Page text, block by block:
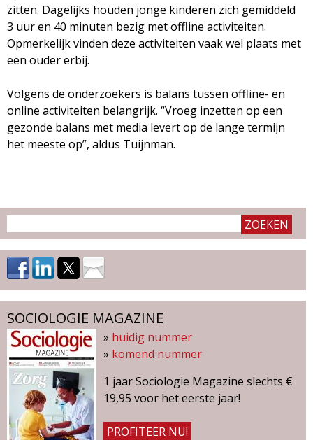
zitten. Dagelijks houden jonge kinderen zich gemiddeld
3 uur en 40 minuten bezig met offline activiteiten.
Opmerkelijk vinden deze activiteiten vaak wel plaats met
een ouder erbij.
Volgens de onderzoekers is balans tussen offline- en
online activiteiten belangrijk. “Vroeg inzetten op een
gezonde balans met media levert op de lange termijn
het meeste op”, aldus Tuijnman.
SOCIOLOGIE MAGAZINE
» huidig nummer
» komend nummer
1 jaar Sociologie Magazine slechts €
19,95 voor het eerste jaar!
PROFITEER NU!